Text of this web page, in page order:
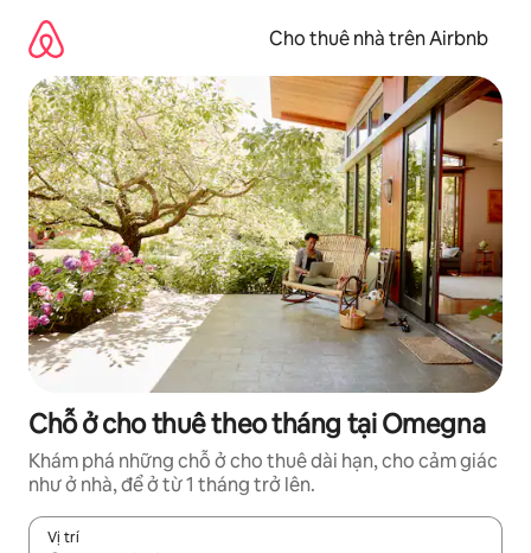
dung
Cho thuê nhà trên Airbnb
Chỗ ở cho thuê theo tháng tại Omegna
Khám phá những chỗ ở cho thuê dài hạn, cho cảm giác
như ở nhà, để ở từ 1 tháng trở lên.
Vị trí